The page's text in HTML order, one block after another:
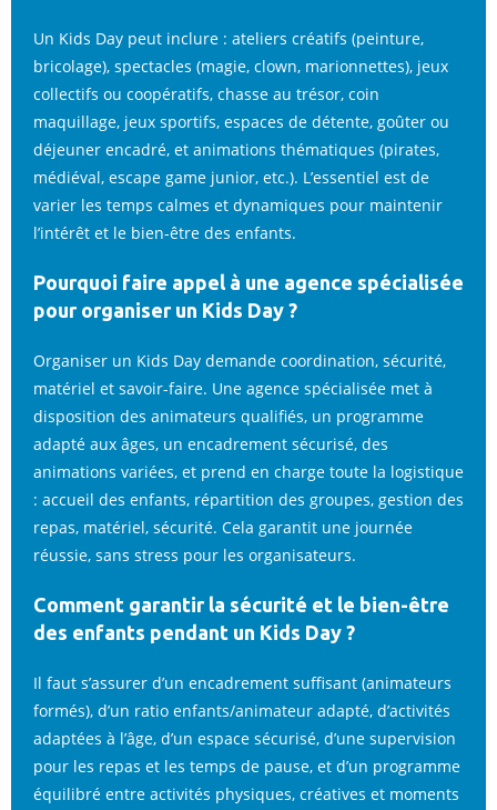
Un Kids Day peut inclure : ateliers créatifs (peinture,
bricolage), spectacles (magie, clown, marionnettes), jeux
collectifs ou coopératifs, chasse au trésor, coin
maquillage, jeux sportifs, espaces de détente, goûter ou
déjeuner encadré, et animations thématiques (pirates,
médiéval, escape game junior, etc.). L’essentiel est de
varier les temps calmes et dynamiques pour maintenir
l’intérêt et le bien-être des enfants.
Pourquoi faire appel à une agence spécialisée
pour organiser un Kids Day ?
Organiser un Kids Day demande coordination, sécurité,
matériel et savoir-faire. Une agence spécialisée met à
disposition des animateurs qualifiés, un programme
adapté aux âges, un encadrement sécurisé, des
animations variées, et prend en charge toute la logistique
: accueil des enfants, répartition des groupes, gestion des
repas, matériel, sécurité. Cela garantit une journée
réussie, sans stress pour les organisateurs.
Comment garantir la sécurité et le bien-être
des enfants pendant un Kids Day ?
Il faut s’assurer d’un encadrement suffisant (animateurs
formés), d’un ratio enfants/animateur adapté, d’activités
adaptées à l’âge, d’un espace sécurisé, d’une supervision
pour les repas et les temps de pause, et d’un programme
équilibré entre activités physiques, créatives et moments